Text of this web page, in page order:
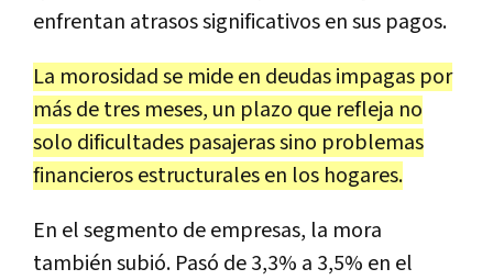
enfrentan atrasos significativos en sus pagos.
La morosidad se mide en deudas impagas por
más de tres meses, un plazo que refleja no
solo dificultades pasajeras sino problemas
financieros estructurales en los hogares.
En el segmento de empresas, la mora
también subió. Pasó de 3,3% a 3,5% en el